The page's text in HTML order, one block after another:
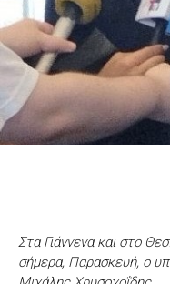
Στα Γιάννενα και στο
σήμερα, Παρασκευή, ο